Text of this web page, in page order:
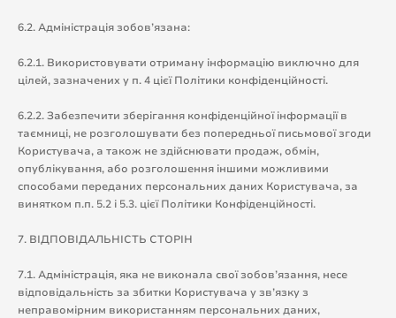
6.2. Адміністрація зобов’язана:
6.2.1. Використовувати отриману інформацію виключно для
цілей, зазначених у п. 4 цієї Політики конфіденційності.
6.2.2. Забезпечити зберігання конфіденційної інформації в
таємниці, не розголошувати без попередньої письмової згоди
Користувача, а також не здійснювати продаж, обмін,
опублікування, або розголошення іншими можливими
способами переданих персональних даних Користувача, за
винятком п.п. 5.2 і 5.3. цієї Політики Конфіденційності.
7. ВІДПОВІДАЛЬНІСТЬ СТОРІН
7.1. Адміністрація, яка не виконала свої зобов’язання, несе
відповідальність за збитки Користувача у зв’язку з
неправомірним використанням персональних даних,